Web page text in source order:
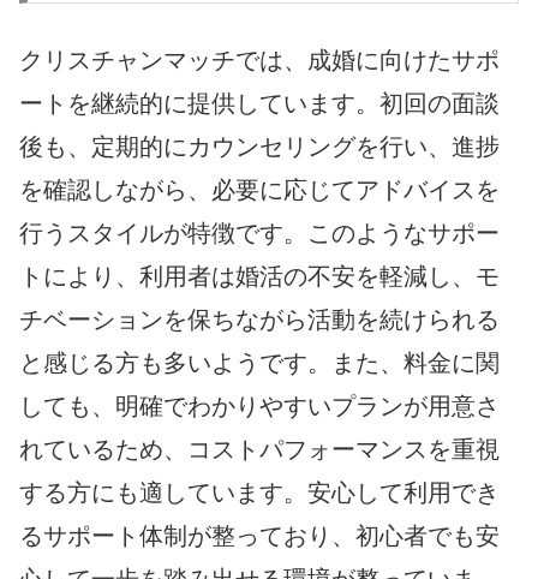
クリスチャンマッチでは、成婚に向けたサポ
ートを継続的に提供しています。初回の面談
後も、定期的にカウンセリングを行い、進捗
を確認しながら、必要に応じてアドバイスを
行うスタイルが特徴です。このようなサポー
トにより、利用者は婚活の不安を軽減し、モ
チベーションを保ちながら活動を続けられる
と感じる方も多いようです。また、料金に関
しても、明確でわかりやすいプランが用意さ
れているため、コストパフォーマンスを重視
する方にも適しています。安心して利用でき
るサポート体制が整っており、初心者でも安